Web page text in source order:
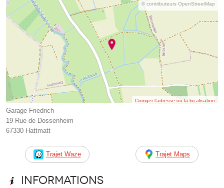
© contributeurs OpenStreetMap
Corriger l’adresse ou la localisation
Garage Friedrich
19 Rue de Dossenheim
67330 Hattmatt
Trajet Waze Trajet Maps
Informations